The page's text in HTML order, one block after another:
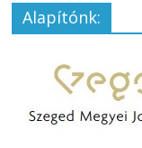
Alapítónk: